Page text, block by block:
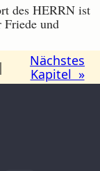
des HERRN ist
Friede und
Nächstes
Kapitel »